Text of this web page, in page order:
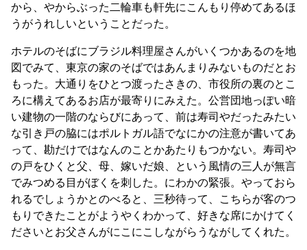
から、やからぶった二輪車も軒先にこんもり停めてあるほ
うがうれしいということだった。
ホテルのそばにブラジル料理屋さんがいくつかあるのを地
図でみて、東京の家のそばではあんまりみないものだとお
もった。大通りをひとつ渡ったさきの、市役所の裏のとこ
ろに構えてあるお店が最寄りにみえた。公営団地っぽい暗
い建物の一階のならびにあって、前は寿司やだったみたい
な引き戸の脇にはポルトガル語でなにかの注意が書いてあ
って、勘だけではなんのことかあたりもつかない。寿司や
の戸をひくと父、母、嫁いだ娘、という風情の三人が無言
でみつめる目がぼくを刺した。にわかの緊張。やっておら
れるでしょうかとのべると、三秒待って、こちらが客のつ
もりできたことがようやくわかって、好きな席にかけてく
ださいとお父さんがにこにこしながらうながしてくれた。